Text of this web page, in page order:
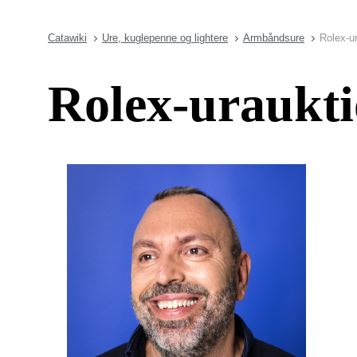
Catawiki Ure, kuglepenne og lightere Armbåndsure Rolex-
Rolex-